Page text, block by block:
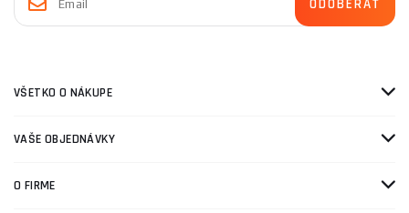
VŠETKO O NÁKUPE
VAŠE OBJEDNÁVKY
O FIRME